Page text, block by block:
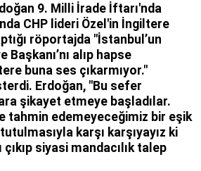
9. Milli İrade İftarı'nda
CHP lideri Özel'in İngiltere
röportajda "İstanbul’un
alıp hapse
buna ses çıkarmıyor."
Erdoğan, "Bu sefer
şikayet etmeye başladılar.
tahmin edemeyeceğimiz bir eşik
karşı karşıyayız ki
çıkıp siyasi mandacılık talep